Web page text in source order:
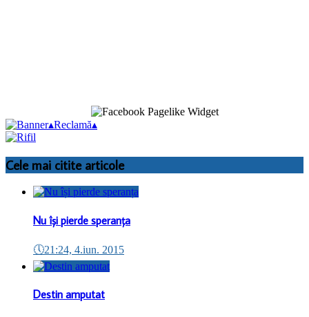
▴Reclamă▴
Cele mai citite articole
Nu își pierde speranța
🕔21:24, 4.iun. 2015
Destin amputat